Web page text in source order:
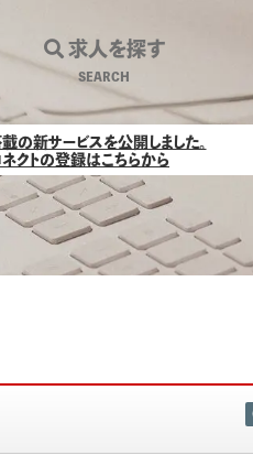
求人を探す
SEARCH
の新サービスを公開しました。
クトの登録はこちらから
休日128日_｜環境